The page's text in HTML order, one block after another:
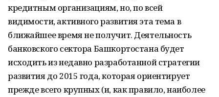
кредитным организациям, но, по всей
видимости, активного развития эта тема в
ближайшее время не получит. Деятельность
банковского сектора Башкортостана будет
исходить из недавно разработанной стратегии
развития до 2015 года, которая ориентирует
прежде всего крупных (и, как правило, наиболее